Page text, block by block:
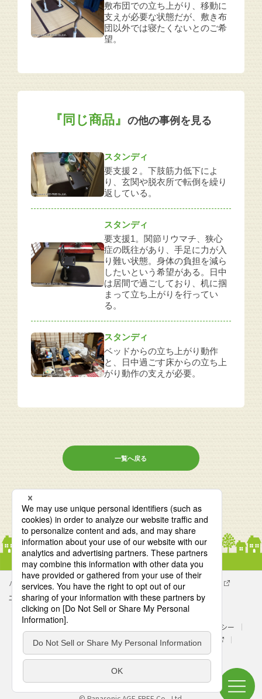
敷布団での立ち上がり、移動に
支えが必要な状態だが、敷き布
団以外では寝たくないとのご希
望。
『同じ商品』の他の事例を見る
スタンディ
要支援２。下肢筋力低下によ
り、玄関や脱衣所で転倒を繰り
返している。
スタンディ
要支援1。関節リウマチ、狭心
症の既往があり、手足に力が入
り難い状態。身体の負担を減ら
したいという希望がある。日中
は居間で過ごしており、机に掴
まって立ち上がりを行ってい
る。
スタンディ
ベッドからの立ち上がり動作
と、日中過ごす床からの立ち上
がり動作の支えが必要。
一覧へ戻る
パナソニック企業情報 エイジフリー企業情報
エイジフリーの拠点検索
クッキーポリシー
個人情報保護方針
処遇改善に関する具体的な取組み内容
パナソニック ホールディングス
Area/Country
パナソニック エイジフリー株式会社